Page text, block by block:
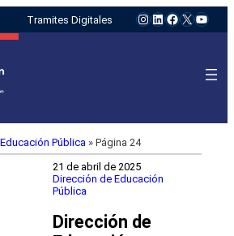
Tramites Digitales Instagram
LinkedIn
Facebook
X
Pública » Página 24
21 de abril de 2025
Dirección de Educación
Pública
Dirección de